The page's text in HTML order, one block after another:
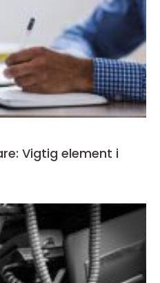
Vigtig element i